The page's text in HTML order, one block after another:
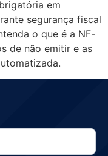
em
segurança fiscal
o que é a NF-
de não emitir e as